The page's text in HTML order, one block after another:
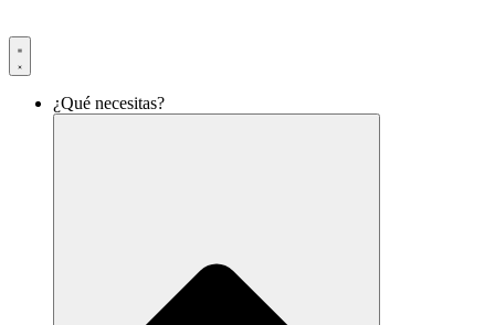
¿Qué necesitas?